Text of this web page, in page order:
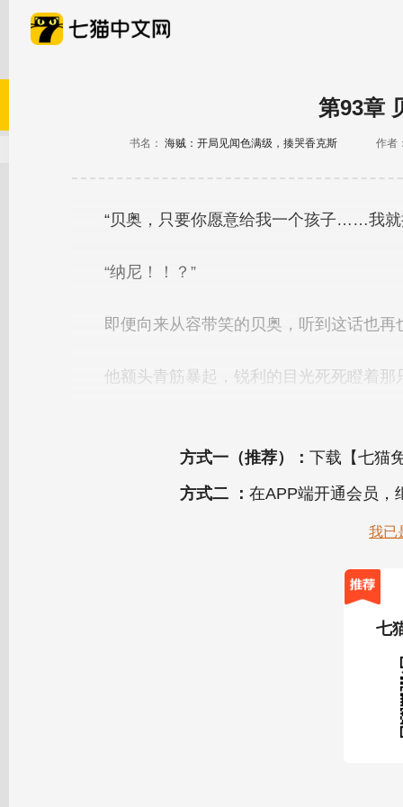
第93章
书名： 海贼：开局见闻色满级，揍哭香克斯 作者
方式一（推荐）： 下载【七猫
方式二 ： 在APP端开通会员，
我已
七